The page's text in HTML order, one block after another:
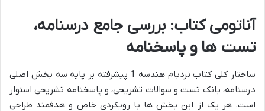
آناتومی کتاب: بررسی جامع درسنامه،
تست ها و پاسخنامه
ساختار کلی کتاب نردبام هندسه 1 پیشرفته بر پایه سه بخش اصلی
درسنامه، بانک تست و سوالات تشریحی، و پاسخنامه تشریحی استوار
است. هر یک از این بخش ها با رویکردی خاص و هدفمند طراحی